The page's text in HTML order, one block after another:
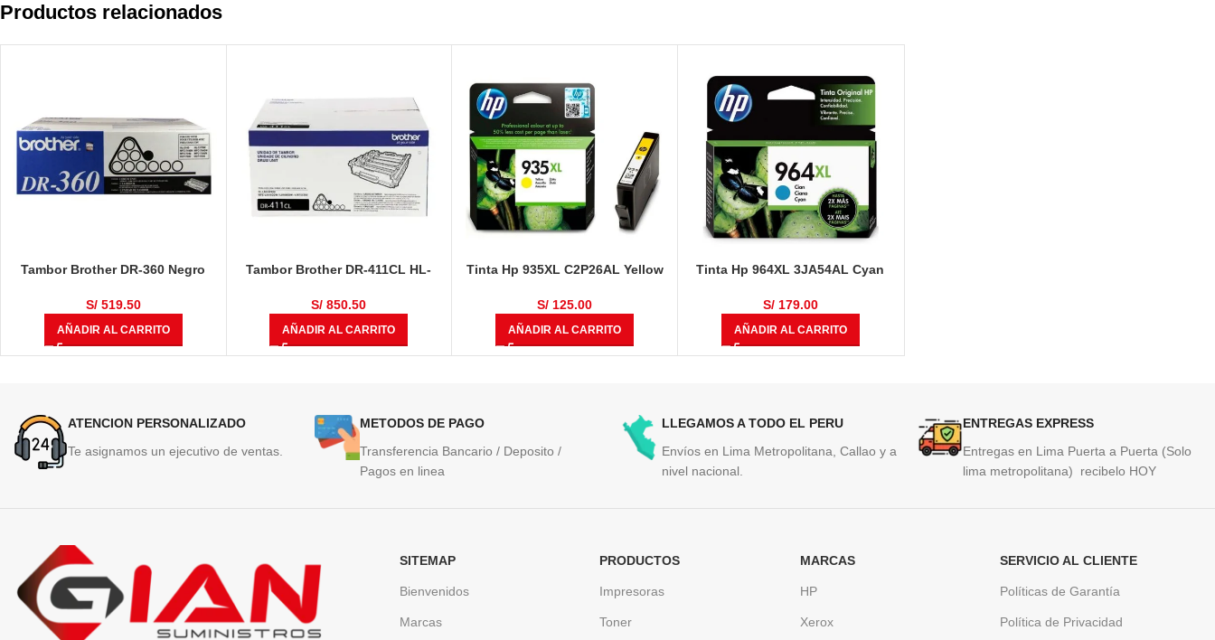
Productos relacionados
Tambor Brother DR-360 Negro
S/519.50
AÑADIR AL CARRITO
Tambor Brother DR-411CL HL-
MULTIF, MFC-L8610CDW, MFC-
L8900CDW 50,000 Páginas
S/ 850.50
AÑADIR AL CARRITO
Tinta Hp 935XL C2P26AL Yellow
S/ 125.00
AÑADIR AL CARRITO
Tinta Hp 964XL 3JA54AL Cyan
9018, 9020
S/179.00
AÑADIR AL CARRITO
ATENCION PERSONALIZADO
Te asignamos un ejecutivo de ventas.
METODOS DE PAGO
Transferencia Bancario / Deposito /
Pagos en linea
LLEGAMOS A TODO EL PERU
Envíos en Lima Metropolitana, Callao y a
nivel nacional.
ENTREGAS EXPRESS
Entregas en Lima Puerta a Puerta (Solo
lima metropolitana) recibelo HOY
SITEMAP
Bienvenidos
Marcas
PRODUCTOS
Impresoras
Toner
MARCAS
HP
Xerox
SERVICIO AL CLIENTE
Políticas de Garantía
Política de Privacidad